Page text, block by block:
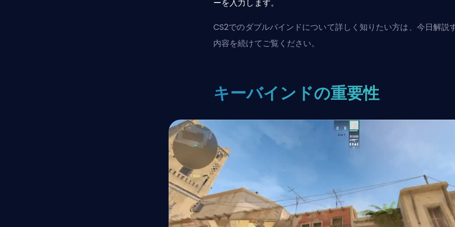
ーを入力します。
CS2でのダブルバインドについて詳しく知りたい方は、今日解説
内容を続けてご覧ください。
キーバインドの重要性